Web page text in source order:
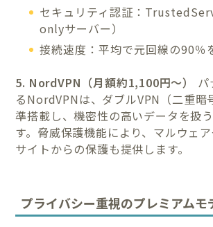
セキュリティ認証：
onlyサーバー）
接続速度：平均で元回線の90％
5. NordVPN（月額約1,100円〜）
パ
るNordVPNは、ダブルVPN（二重暗
準搭載し、機密性の高いデータを扱
す。脅威保護機能により、マルウェ
サイトからの保護も提供します。
プライバシー重視のプレミアムモ